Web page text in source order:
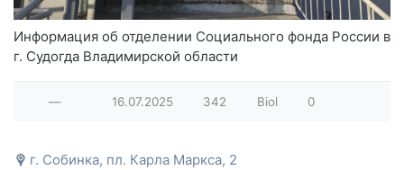
Информация об отделении Социального фонда России в
г. Судогда Владимирской области
— 16.07.2025 342 Biol 0
г. Собинка, пл. Карла Маркса, 2